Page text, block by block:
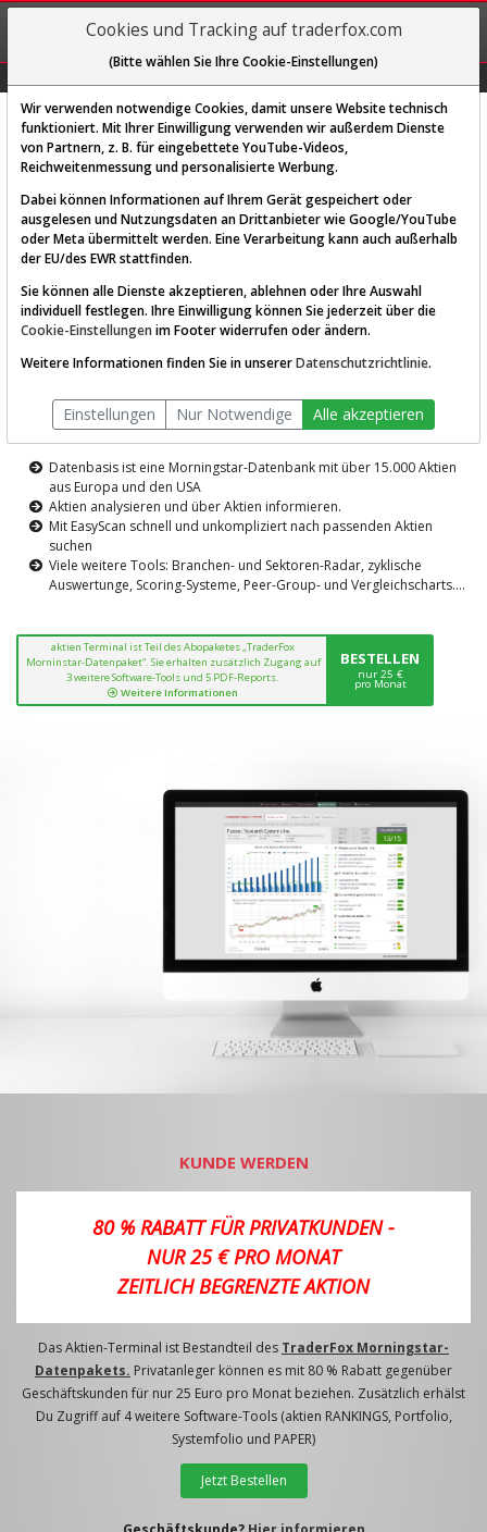
REGIS-
TRIEREN
Diese Funktion ist nur für
AKTIEN-TERMINAL
Die Aktienanalyse-Plattform von
TraderFox
Datenbasis ist eine Morningstar-Datenbank mit über 15.000 Aktien
aus Europa und den USA
Aktien analysieren und über Aktien informieren.
Mit EasyScan schnell und unkompliziert nach passenden Aktien
suchen
Viele weitere Tools: Branchen- und Sektoren-Radar, zyklische
Auswertunge, Scoring-Systeme, Peer-Group- und Vergleichscharts....
aktien Terminal ist Teil des Abopaketes „TraderFox
Morninstar-Datenpaket“. Sie erhalten zusätzlich Zugang auf
3 weitere Software-Tools und 5 PDF-Reports.
Weitere Informationen
BESTELLEN
nur 25 €
pro Monat
KUNDE WERDEN
80 % RABATT FÜR PRIVATKUNDEN -
NUR 25 € PRO MONAT
ZEITLICH BEGRENZTE AKTION
Das Aktien-Terminal ist Bestandteil des TraderFox Morningstar-
Datenpakets. Privatanleger können es mit 80 % Rabatt gegenüber
Geschäftskunden für nur 25 Euro pro Monat beziehen. Zusätzlich erhälst
Du Zugriff auf 4 weitere Software-Tools (aktien RANKINGS, Portfolio,
Systemfolio und PAPER)
Jetzt Bestellen
Cookies und Tracking auf traderfox.com
(Bitte wählen Sie Ihre Cookie-Einstellungen)
Wir verwenden notwendige Cookies, damit unsere Website technisch
funktioniert. Mit Ihrer Einwilligung verwenden wir außerdem Dienste
von Partnern, z. B. für eingebettete YouTube-Videos,
Reichweitenmessung und personalisierte Werbung.
Dabei können Informationen auf Ihrem Gerät gespeichert oder
ausgelesen und Nutzungsdaten an Drittanbieter wie Google/YouTube
oder Meta übermittelt werden. Eine Verarbeitung kann auch außerhalb
der EU/des EWR stattfinden.
Sie können alle Dienste akzeptieren, ablehnen oder Ihre Auswahl
individuell festlegen. Ihre Einwilligung können Sie jederzeit über die
Cookie-Einstellungen im Footer widerrufen oder ändern.
Weitere Informationen finden Sie in unsererDatenschutzrichtlinie.
Einstellungen Nur Notwendige Alle akzeptieren